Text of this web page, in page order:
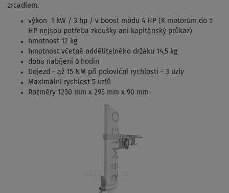
zrcadlem.
výkon 1 kW / 3 hp / v boost módu 4 HP (K motorům do 5
HP nejsou potřeba zkoušky ani kapitánský průkaz)
hmotnost 12 kg
hmotnost včetně oddělitelného držáku 14,5 kg
doba nabíjení 6 hodin
Dojezd - až 15 NM při poloviční rychlosti - 3 uzly
Maximální rychlost 5 uzlů
Rozměry 1250 mm x 295 mm x 90 mm